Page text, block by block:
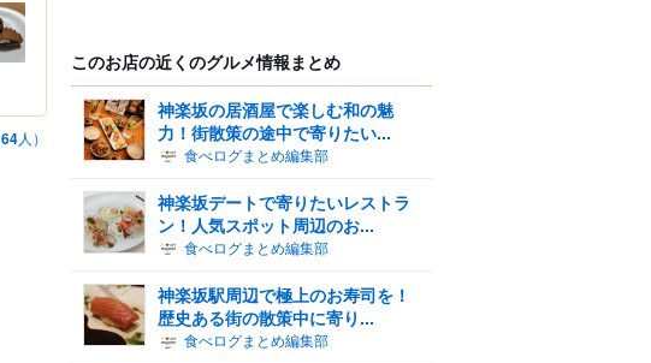
64人）
このお店の近くのグルメ情報まとめ
神楽坂の居酒屋で楽しむ和の魅
力！街散策の途中で寄りたい...
食べログまとめ編集部
神楽坂デートで寄りたいレストラ
ン！人気スポット周辺のお...
食べログまとめ編集部
神楽坂駅周辺で極上のお寿司を！
歴史ある街の散策中に寄り...
食べログまとめ編集部